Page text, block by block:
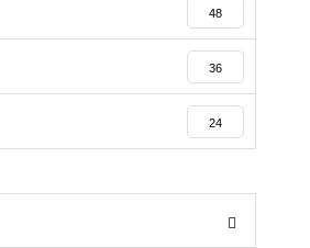
48
36
24